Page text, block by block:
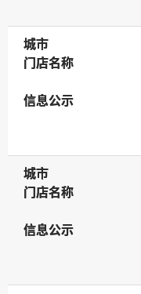
城市
城市
门店名称
门店名称
信息公示
信息公示
城市
城市
门店名称
门店名称
信息公示
信息公示